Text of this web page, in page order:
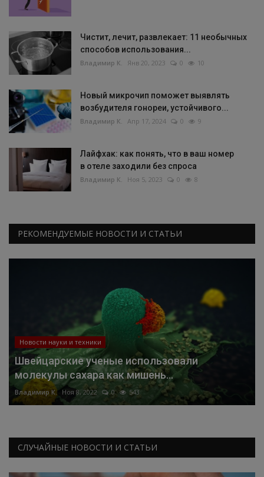
Чистит, лечит, развлекает: 11 необычных
способов использования...
Владимир К. Янв 20, 2023 0 10
Новый микрочип поможет выявлять
возбудителя гонореи, устойчивого...
Владимир К. Апр 17, 2024 0 9
Лайфхак: как понять, что в ваш номер
в отеле заходили без спроса
Владимир К. Ноя 5, 2023 0 8
РЕКОМЕНДУЕМЫЕ НОВОСТИ И СТАТЬИ
Новости науки и техники
Швейцарские ученые использовали
молекулы сахара как мишень...
Владимир К. Ноя 8, 2022 0 543
СЛУЧАЙНЫЕ НОВОСТИ И СТАТЬИ